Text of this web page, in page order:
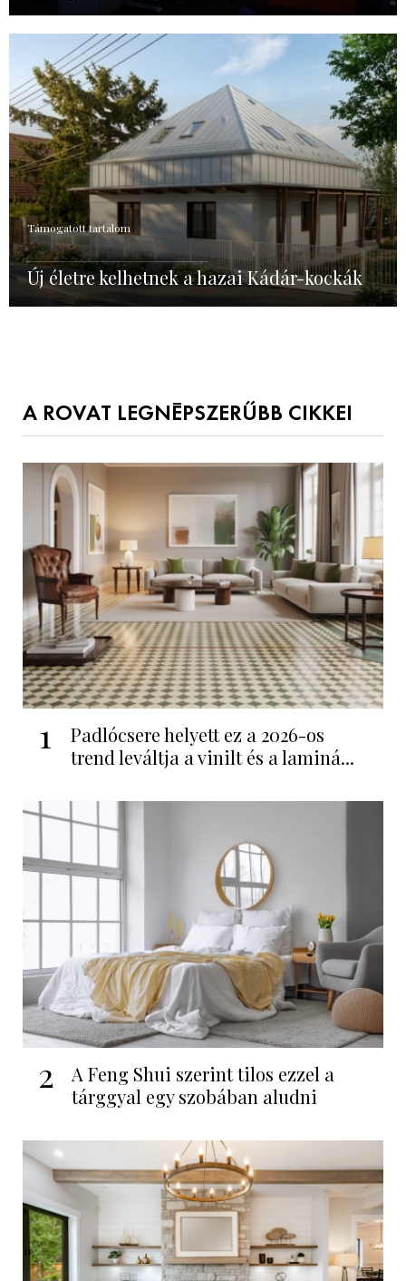
Támogatott tartalom
Új életre kelhetnek a hazai Kádár-kockák
A ROVAT LEGNÉPSZERŰBB CIKKEI
1
Padlócsere helyett ez a 2026-os
trend leváltja a vinilt és a laminá...
2
A Feng Shui szerint tilos ezzel a
tárggyal egy szobában aludni